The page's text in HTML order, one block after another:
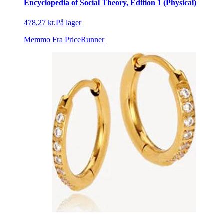
Encyclopedia of Social Theory, Edition 1 (Physical)
478,27 kr.På lager
Memmo Fra PriceRunner